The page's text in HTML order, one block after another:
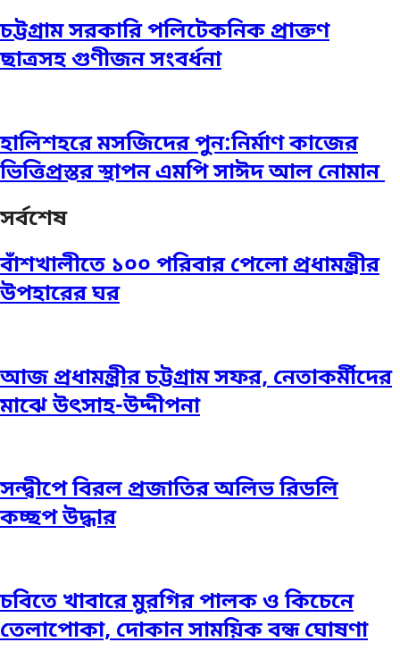
চট্টগ্রাম সরকারি পলিটেকনিক প্রাক্তণ
ছাত্রসহ গুণীজন সংবর্ধনা
হালিশহরে মসজিদের পুন:নির্মাণ কাজের
ভিত্তিপ্রস্তর স্থাপন এমপি সাঈদ আল নোমান ‎
সর্বশেষ
বাঁশখালীতে ১০০ পরিবার পেলো প্রধামন্ত্রীর
উপহারের ঘর
আজ প্রধামন্ত্রীর চট্টগ্রাম সফর, নেতাকর্মীদের
মাঝে উৎসাহ-উদ্দীপনা
সন্দ্বীপে বিরল প্রজাতির অলিভ রিডলি
কচ্ছপ উদ্ধার
চবিতে খাবারে মুরগির পালক ও কিচেনে
তেলাপোকা, দোকান সাময়িক বন্ধ ঘোষণা